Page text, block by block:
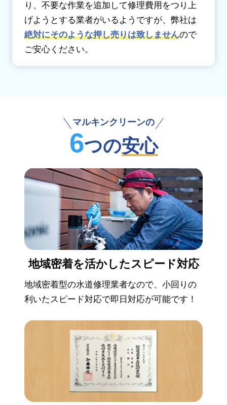
り、不要な作業を追加して修理費用をつり上
げようとする業者がいるようですが、弊社は
絶対にそのような押し売りは致しませんので
ご安心ください。
マルキンクリーンの
6つの安心
地域密着を活かした スピード対応
地域密着型の水道修理業者なので、小回りの
利いたスピード対応で即日対応が可能です！